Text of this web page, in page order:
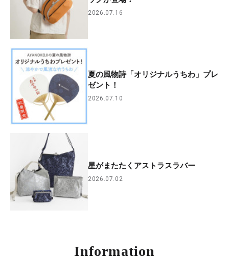
2026.07.16
夏の風物詩「オリジナルうちわ」プレ
ゼント！
2026.07.10
星がまたたくアストラスラバー
2026.07.02
Information